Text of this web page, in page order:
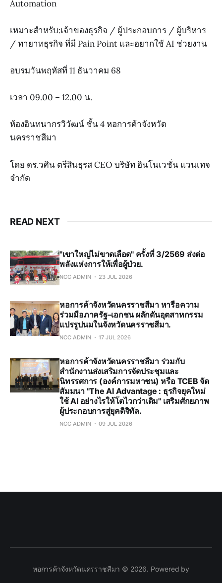
Automation
เหมาะสำหรับ:เจ้าของธุรกิจ / ผู้ประกอบการ / ผู้บริหาร
/ ทายาทธุรกิจ ที่มี Pain Point และอยากใช้ AI ช่วยงาน
อบรมวันพฤหัสที่ 11 ธันวาคม 68
เวลา 09.00 – 12.00 น.
ห้องอินทนากรวิวัฒน์ ชั้น 4 หอการค้าจังหวัด
นครราชสีมา
โดย ดร.วศิน ตรีสินธุรส CEO บริษัท อินโนเวชั่น แวนเทจ
จำกัด
READ NEXT
"เขาใหญ่ไม่ขาดเลือด" ครั้งที่ 3/2569 ส่งต่อ
พลังแห่งการให้เพื่อผู้ป่วย.
NCC ADMIN 23 JUL 2026
หอการค้าจังหวัดนครราชสีมา หารือความ
ร่วมมือภาครัฐ–เอกชน ผลักดันอุตสาหกรรม
แปรรูปนมในจังหวัดนครราชสีมา.
NCC ADMIN 17 JUL 2026
หอการค้าจังหวัดนครราชสีมา ร่วมกับ
สำนักงานส่งเสริมการจัดประชุมและ
นิทรรศการ (องค์การมหาชน) หรือ TCEB จัด
สัมมนา "The AI Advantage : ธุรกิจยุคใหม่
ใช้ AI อย่างไรให้โตไวกว่าเดิม" เสริมศักยภาพ
ผู้ประกอบการสู่ยุคดิจิทัล.
NCC ADMIN 09 JUL 2026
หอการค้าจังหวัดนครราชสีมา © 2026. Powered by